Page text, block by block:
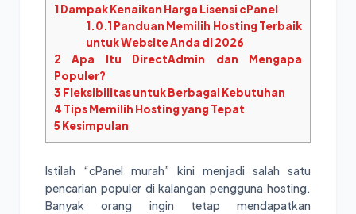
1 Dampak Kenaikan Harga Lisensi cPanel
1.0.1 Panduan Memilih Hosting Terbaik
untuk Website Anda di 2026
2 Apa Itu DirectAdmin dan Mengapa
Populer?
3 Fleksibilitas untuk Berbagai Kebutuhan
4 Tips Memilih Hosting yang Tepat
5Kesimpulan
Istilah “cPanel murah” kini menjadi salah satu
pencarian populer di kalangan pengguna hosting.
Banyak orang ingin tetap mendapatkan